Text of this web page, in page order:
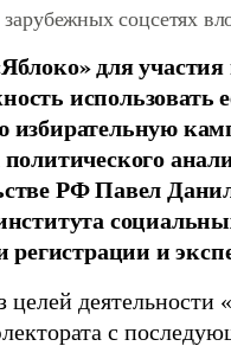
соцсетях
для
использовать
избирательную
РФ Павел
регистрации и
деятельности
с